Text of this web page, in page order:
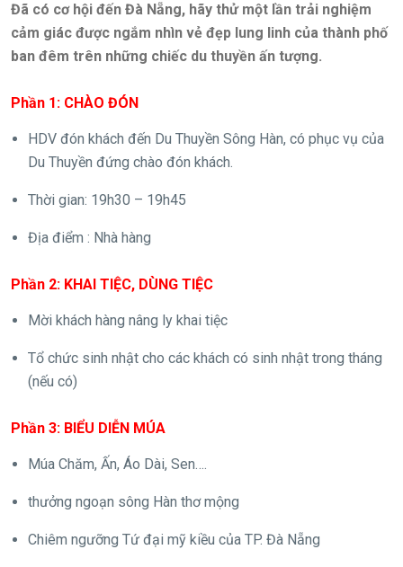
Đã có cơ hội đến Đà Nẵng, hãy thử một lần trải nghiệm
cảm giác được ngắm nhìn vẻ đẹp lung linh của thành phố
ban đêm trên những chiếc du thuyền ấn tượng.
Phần 1: CHÀO ĐÓN
HDV đón khách đến Du Thuyền Sông Hàn, có phục vụ của
Du Thuyền đứng chào đón khách.
Thời gian: 19h30 – 19h45
Địa điểm : Nhà hàng
Phần 2: KHAI TIỆC, DÙNG TIỆC
Mời khách hàng nâng ly khai tiệc
Tổ chức sinh nhật cho các khách có sinh nhật trong tháng
(nếu có)
Phần 3: BIỂU DIỄN MÚA
Múa Chăm, Ấn, Áo Dài, Sen….
thưởng ngoạn sông Hàn thơ mộng
Chiêm ngưỡng Tứ đại mỹ kiều của TP. Đà Nẵng